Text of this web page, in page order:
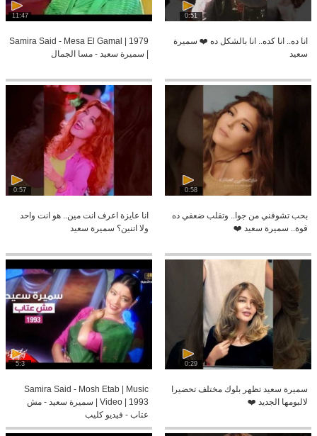
0:51
انا ده.. انا كده.. انا بالشكل ده ❤️ سميرة
سعيد
11:47
Samira Said - Mesa El Gamal | 1979
| سميرة سعيد - مسا الجمال
0:58
بحب تشوفني من جوا.. وتقلب ضعفي ده
قوة.. سميرة سعيد ❤️
0:57
انا عايزة اعرف انت مين.. هو انت واحد
ولا اتنين؟ سميرة سعيد
0:29
سميرة سعيد تظهر بلوك مختلف تحضيرا
لالبومها الجديد ❤️
5:3
Samira Said - Mosh Etab | Music
Video | 1993 | سميرة سعيد - مش
عتاب - فيديو كليب